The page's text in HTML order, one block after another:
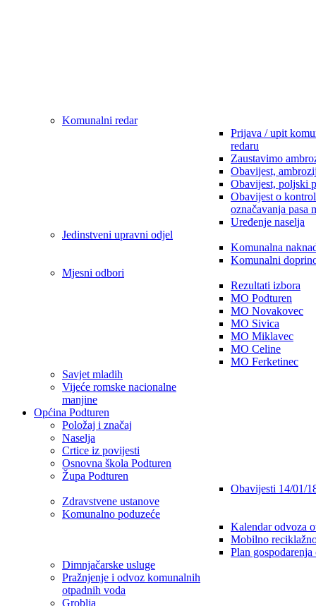
Komunalni redar
Prijava / upit
redaru
Zaustavimo
Obavijest,
Obavijest, poljski
Obavijest o
označavanja pasa
Uređenje naselja
Jedinstveni upravni odjel
Komunalna
Komunalni
Mjesni odbori
Rezultati izbora
MO Podturen
MO Novakovec
MO Sivica
MO Miklavec
MO Celine
MO Ferketinec
Savjet mladih
Vijeće romske nacionalne
manjine
Općina Podturen
Položaj i značaj
Naselja
Crtice iz povijesti
Osnovna škola Podturen
Župa Podturen
Obavijesti 14/01/
Zdravstvene ustanove
Komunalno poduzeće
Kalendar odvoza
Mobilno
Plan gospodarenja
Dimnjačarske usluge
Pražnjenje i odvoz komunalnih
otpadnih voda
Groblja